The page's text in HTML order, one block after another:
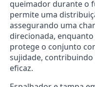
queimador durante o
permite uma
assegurando uma
direcionada,
protege o conjunto
sujidade,
eficaz.